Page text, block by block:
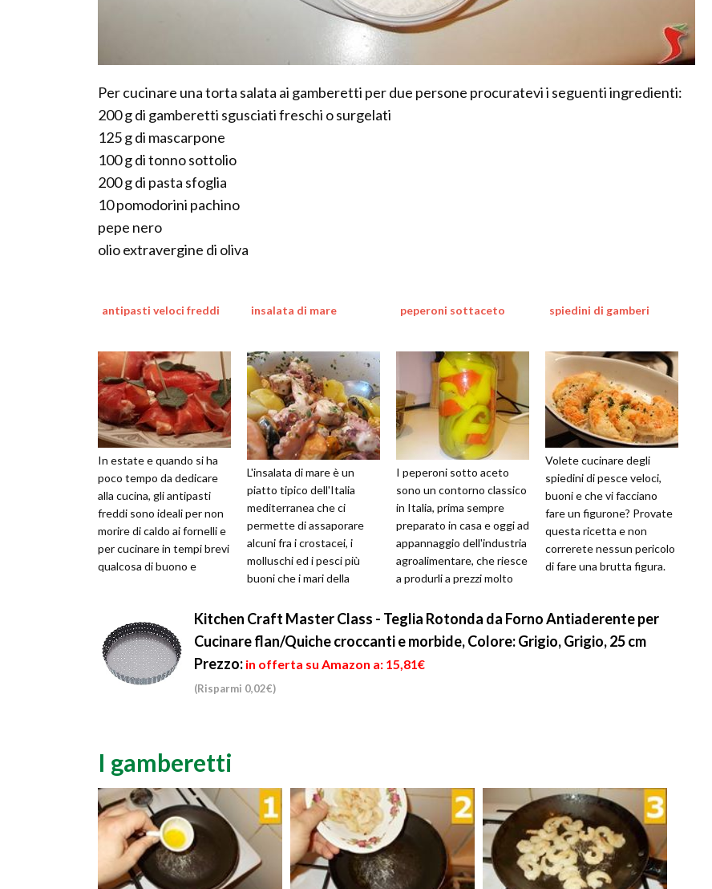
Per cucinare una torta salata ai gamberetti per due persone procuratevi i seguenti ingredienti:
200 g di gamberetti sgusciati freschi o surgelati
125 g di mascarpone
100 g di tonno sottolio
200 g di pasta sfoglia
10 pomodorini pachino
pepe nero
olio extravergine di oliva
antipasti veloci freddi
In estate e quando si ha
poco tempo da dedicare
alla cucina, gli antipasti
freddi sono ideali per non
morire di caldo ai fornelli e
per cucinare in tempi brevi
qualcosa di buono e
insalata di mare
L'insalata di mare è un
piatto tipico dell'Italia
mediterranea che ci
permette di assaporare
alcuni fra i crostacei, i
molluschi ed i pesci più
buoni che i mari della
grado di ...
peperoni sottaceto
I peperoni sotto aceto
sono un contorno classico
in Italia, prima sempre
preparato in casa e oggi ad
appannaggio dell'industria
agroalimentare, che riesce
a produrli a prezzi molto
spiedini di gamberi
Volete cucinare degli
spiedini di pesce veloci,
buoni e che vi facciano
fare un figurone? Provate
questa ricetta e non
correrete nessun pericolo
di fare una brutta figura.
Kitchen Craft Master Class - Teglia Rotonda da Forno Antiaderente per
Cucinare flan/Quiche croccanti e morbide, Colore: Grigio, Grigio, 25 cm
Prezzo: in offerta su Amazon a: 15,81€
(Risparmi 0,02€)
I gamberetti